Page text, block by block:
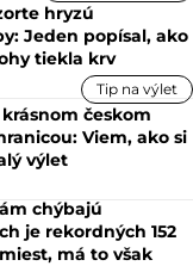
hryzú
Jeden popísal, ako
tiekla krv
Tip na výlet
českom
Viem, ako si
výlet
chýbajú
je rekordných 152
má to však